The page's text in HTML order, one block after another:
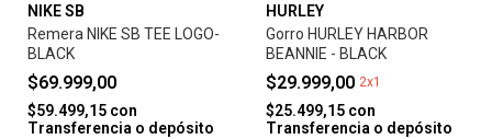
NIKE SB
Remera NIKE SB TEE LOGO-
BLACK
$69.999,00
$59.499,15 con
Transferencia o depósito
HURLEY
Gorro HURLEY HARBOR
BEANNIE - BLACK
$29.999,00 2x1
$25.499,15 con
Transferencia o depósito